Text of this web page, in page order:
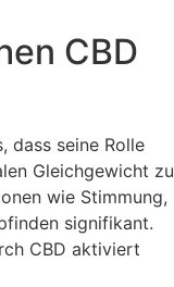
CBD
dass seine Rolle
Gleichgewicht zu
wie Stimmung,
signifikant.
CBD aktiviert